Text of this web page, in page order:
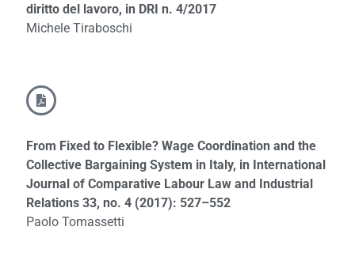
diritto del lavoro, in DRI n. 4/2017
Michele Tiraboschi
From Fixed to Flexible? Wage Coordination and the
Collective Bargaining System in Italy, in International
Journal of Comparative Labour Law and Industrial
Relations 33, no. 4 (2017): 527–552
Paolo Tomassetti